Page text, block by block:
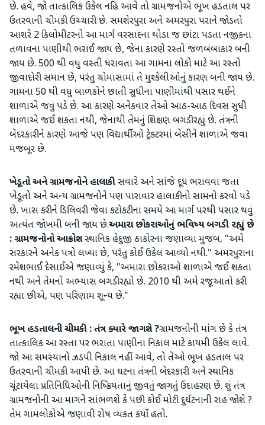
છે. હવે, જો તાત્કાલિક ઉકેલ નહિ આવે તો ગ્રામજનોએ ભૂખ હડતાલ પર
ઉતરવાની ચીમકી ઉચ્ચારી છે​. સમશેરપુરા અને અમરપુરા પરાને જોડતો
આશરે 2 કિલોમીટરનો આ માર્ગ વરસાદના થોડા જ છાંટા પડતા નજીકના
તળાવના પાણીથી ભરાઈ જાય છે, જેના કારણે રસ્તો જળબંબાકાર બની
જાય છે. 500 થી વધુ વસ્તી ધરાવતા આ ગામના લોકો માટે આ રસ્તો
જીવાદોરી સમાન છે, પરંતુ ચોમાસામાં તે મુશ્કેલીઓનું કારણ બની જાય છે.
ગામના 50 થી વધુ બાળકોને છાતી સુધીના પાણીમાંથી પસાર થઈને
શાળાએ જવું પડે છે. આ કારણે અનેકવાર તેઓ આઠ-આઠ દિવસ સુધી
શાળાએ જઈ શકતા નથી, જેનાથી તેમનું શિક્ષણ બગડી રહ્યું છે. તંત્રની
બેદરકારીને કારણે આજે પણ વિદ્યાર્થીઓ ટ્રેક્ટરમાં બેસીને શાળાએ જવા
મજબૂર છે.
​ખેડૂતો અને ગ્રામજનોને હાલાકીસવારે અને સાંજે દૂધ ભરાવવા જતા
ખેડૂતો અને અન્ય ગ્રામજનોને પણ પારાવાર હાલાકીનો સામનો કરવો પડે
છે. ખાસ કરીને ડિલિવરી જેવા કટોકટીના સમયે આ માર્ગ પરથી પસાર થવું
અત્યંત જોખમી બની જાય છે. ​અમારા છોકરાઓનું ભવિષ્ય બગડી રહ્યું છે
: ગ્રામજનોનો આક્રોશસ્થાનિક હેદુજી ઠાકોરના જણાવ્યા મુજબ, "અમે
સરકારને અનેક પત્રો લખ્યા છે, પરંતુ કોઈ ઉકેલ આવ્યો નથી." અમરપુરાના
રમેશભાઈ દેસાઈએ જણાવ્યું કે, "અમારા છોકરાઓ શાળાએ જઈ શકતા
નથી અને તેમનો અભ્યાસ બગડી રહ્યો છે. 2010 થી અમે રજૂઆતો કરી
રહ્યા છીએ, પણ પરિણામ શૂન્ય છે."
​ભૂખ હડતાલની ચીમકી : તંત્ર ક્યારે જાગશે ?​ગ્રામજનોની માંગ છે કે તંત્ર
તાત્કાલિક આ રસ્તા પર ભરાતા પાણીના નિકાલ માટે કાયમી ઉકેલ લાવે.
જો આ સમસ્યાનો ઝડપી નિકાલ નહીં આવે, તો તેઓ ભૂખ હડતાલ પર
ઉતરવાની ચીમકી આપી છે. આ ઘટના તંત્રની બેદરકારી અને સ્થાનિક
ચૂંટાયેલા પ્રતિનિધિઓની નિષ્ક્રિયતાનું જીવતું જાગતું ઉદાહરણ છે. શું તંત્ર
ગ્રામજનોની આ માગને સાંભળશે કે પછી કોઈ મોટી દુર્ઘટનાની રાહ જોશે ?
તેમ ગામલોકોએ જણાવી રોષ વ્યકત કર્યો હતો.